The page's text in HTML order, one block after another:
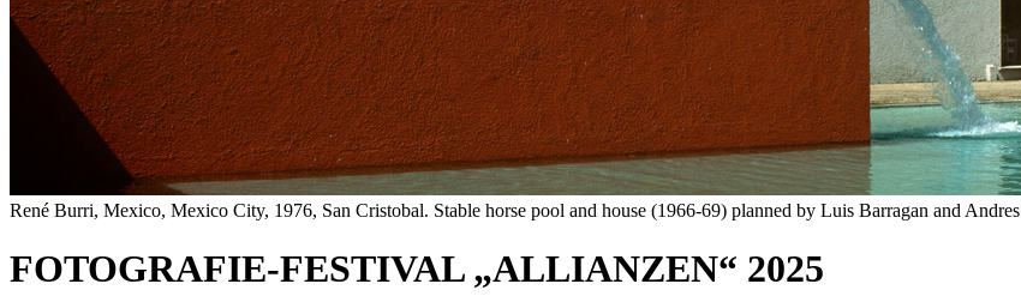
René Burri, Mexico, Mexico City, 1976, San Cristobal. Stable horse pool and house (1966-69) planned by Luis Barragan and
FOTOGRAFIE-FESTIVAL „ALLIANZEN“ 2025